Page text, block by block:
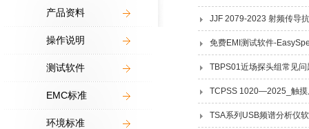
产品资料
操作说明
测试软件
EMC标准
环境标准
JJF 2079-2023 射频传导
免费EMI测试软件-
TBPS01近场探头组常见问
TCPSS 1020—2025_触摸
TSA系列USB频谱分析仪